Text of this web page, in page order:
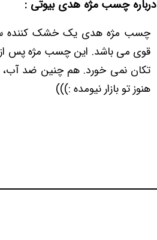
درباره چسب مژه هدی بیوتی :
چسب مژه هدی یک خشک کننده
قوی می باشد. این چسب مژه پس
تکان نمی خورد. هم چنین ضد
هنوز تو بازار نیومده :)))